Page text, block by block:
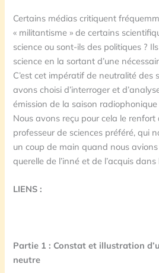
Certains médias critiquent
« militantisme » de certains
science ou sont-ils des politiques ?
science en la sortant d’une
C’est cet impératif de neutralité des
avons choisi d’interroger et
émission de la saison
Nous avons reçu pour cela le
professeur de sciences préféré, qui
un coup de main quand nous
querelle de l’inné et de l’acquis
LIENS :
Partie 1 : Constat et illustration
neutre